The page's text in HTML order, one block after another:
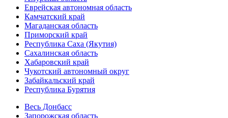
Еврейская автономная область
Камчатский край
Магаданская область
Приморский край
Республика Саха (Якутия)
Сахалинская область
Хабаровский край
Чукотский автономный округ
Забайкальский край
Республика Бурятия
Весь Донбасс
Запорожская область